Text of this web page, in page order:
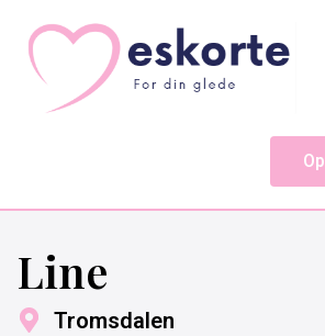
Line
Tromsdalen